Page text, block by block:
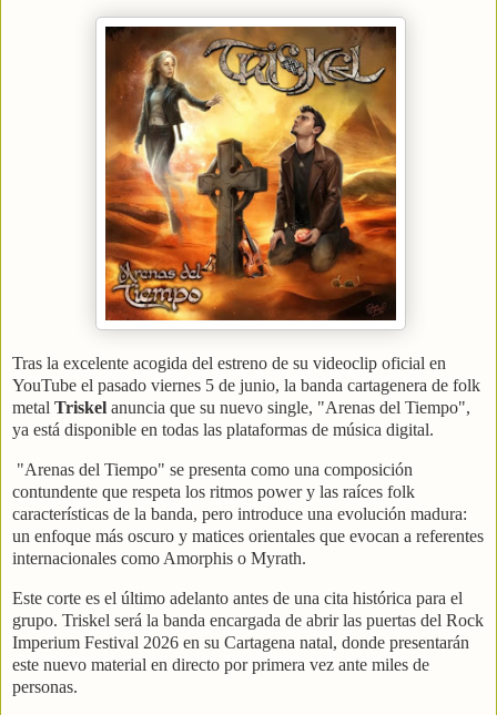
Tras la excelente acogida del estreno de su videoclip oficial en
YouTube el pasado viernes 5 de junio, la banda cartagenera de folk
metal Triskel anuncia que su nuevo single, "Arenas del Tiempo",
ya está disponible en todas las plataformas de música digital.
"Arenas del Tiempo" se presenta como una composición
contundente que respeta los ritmos power y las raíces folk
características de la banda, pero introduce una evolución madura:
un enfoque más oscuro y matices orientales que evocan a referentes
internacionales como Amorphis o Myrath.
Este corte es el último adelanto antes de una cita histórica para el
grupo. Triskel será la banda encargada de abrir las puertas del Rock
Imperium Festival 2026 en su Cartagena natal, donde presentarán
este nuevo material en directo por primera vez ante miles de
personas.